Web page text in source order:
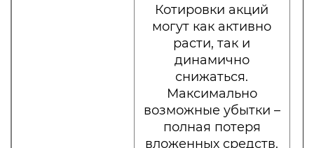
Котировки акций
могут как активно
расти, так и
динамично
снижаться.
Максимально
возможные убытки –
полная потеря
вложенных средств.